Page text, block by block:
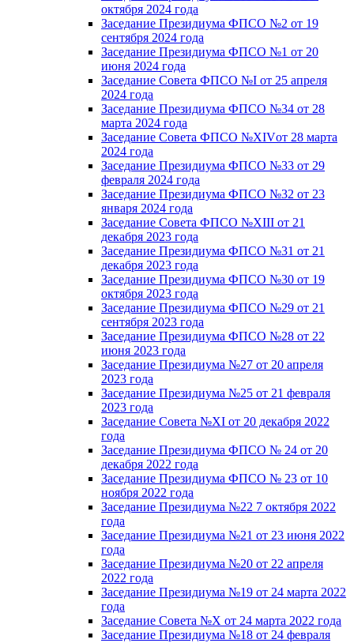
октября 2024 года
Заседание Президиума ФПСО №2 от 19
сентября 2024 года
Заседание Президиума ФПСО №1 от 20
июня 2024 года
Заседание Совета ФПСО №I от 25 апреля
2024 года
Заседание Президиума ФПСО №34 от 28
марта 2024 года
Заседание Совета ФПСО №XIVот 28 марта
2024 года
Заседание Президиума ФПСО №33 от 29
февраля 2024 года
Заседание Президиума ФПСО №32 от 23
января 2024 года
Заседание Совета ФПСО №XIII от 21
декабря 2023 года
Заседание Президиума ФПСО №31 от 21
декабря 2023 года
Заседание Президиума ФПСО №30 от 19
октября 2023 года
Заседание Президиума ФПСО №29 от 21
сентября 2023 года
Заседание Президиума ФПСО №28 от 22
июня 2023 года
Заседание Президиума №27 от 20 апреля
2023 года
Заседание Президиума №25 от 21 февраля
2023 года
Заседание Совета №XI от 20 декабря 2022
года
Заседание Президиума ФПСО № 24 от 20
декабря 2022 года
Заседание Президиума ФПСО № 23 от 10
ноября 2022 года
Заседание Президиума №22 7 октября 2022
года
Заседание Президиума №21 от 23 июня 2022
года
Заседание Президиума №20 от 22 апреля
2022 года
Заседание Президиума №19 от 24 марта 2022
года
Заседание Совета №X от 24 марта 2022 года
Заседание Президиума №18 от 24 февраля